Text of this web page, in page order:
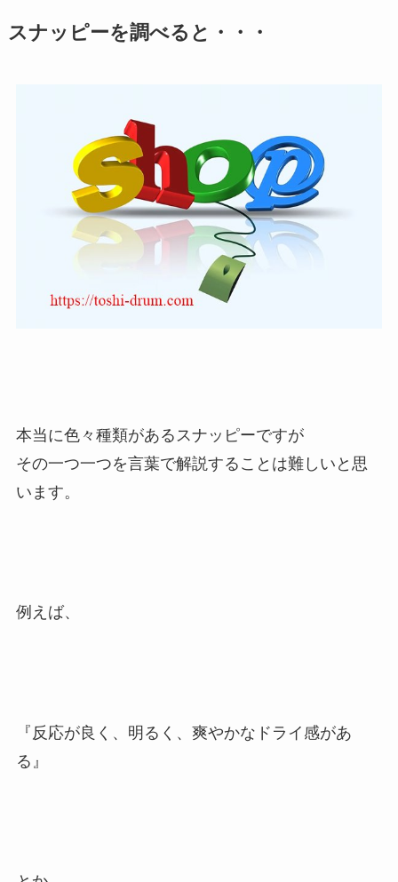
スナッピーを調べると・・・
本当に色々種類があるスナッピーですが
その一つ一つを言葉で解説することは難しいと思
います。
例えば、
『反応が良く、明るく、爽やかなドライ感があ
る』